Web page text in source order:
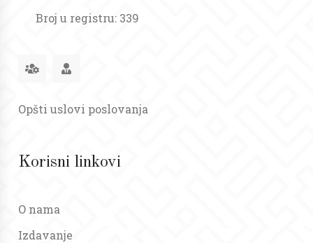
Broj u registru: 339
Opšti uslovi poslovanja
Korisni linkovi
O nama
Izdavanje